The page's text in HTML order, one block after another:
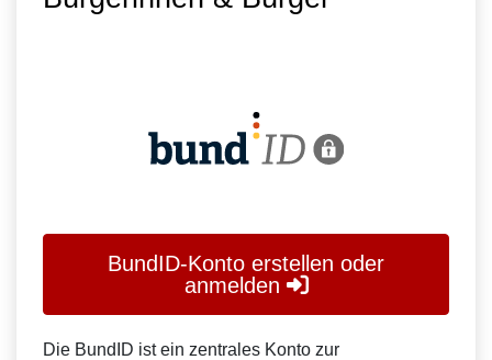
BundID-Konto erstellen oder
anmelden
Die BundID ist ein zentrales Konto zur